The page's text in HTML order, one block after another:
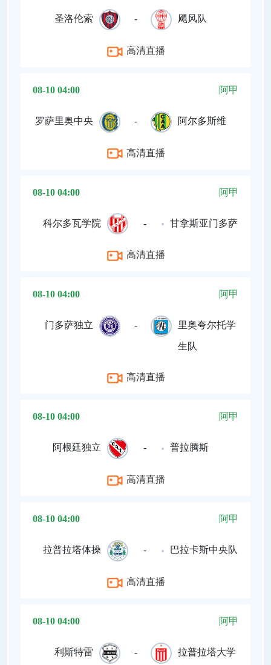
圣洛伦索 - 飓风队
高清直播
08-10 04:00 阿甲
罗萨里奥中央 - 阿尔多斯维
高清直播
08-10 04:00 阿甲
科尔多瓦学院 - 甘拿斯亚门多萨
高清直播
08-10 04:00 阿甲
门多萨独立 - 里奥夸尔托学
生队
高清直播
08-10 04:00 阿甲
阿根廷独立 - 普拉腾斯
高清直播
08-10 04:00 阿甲
拉普拉塔体操 - 巴拉卡斯中央队
高清直播
08-10 04:00 阿甲
利斯特雷 - 拉普拉塔大学